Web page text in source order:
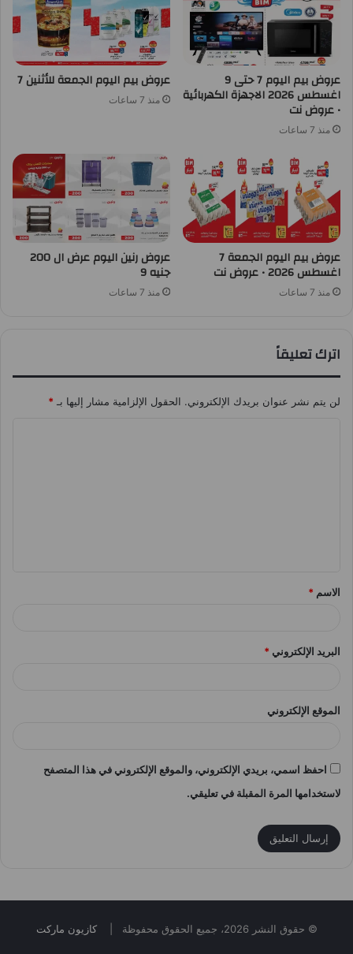
عروض بيم اليوم 7 حتى 9
اغسطس 2026 الاجهزة الكهربائية
• عروض نت
منذ 7 ساعات
عروض بيم اليوم الجمعة للأثنين 7
منذ 7 ساعات
عروض بيم اليوم الجمعة 7
اغسطس 2026 • عروض نت
منذ 7 ساعات
عروض رنين اليوم عرض ال 200
جنيه 9
منذ 7 ساعات
اترك تعليقاً
لن يتم نشر عنوان بريدك الإلكتروني. الحقول الإلزامية مشار إليها بـ *
*
الاسم *
البريد الإلكتروني *
الموقع الإلكتروني
احفظ اسمي، بريدي الإلكتروني، والموقع الإلكتروني في هذا المتصفح
لاستخدامها المرة المقبلة في تعليقي.
© حقوق النشر 2026، جميع الحقوق محفوظة | كازيون ماركت